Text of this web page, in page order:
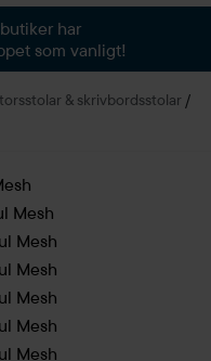
har
som vanligt!
& skrivbordsstolar /